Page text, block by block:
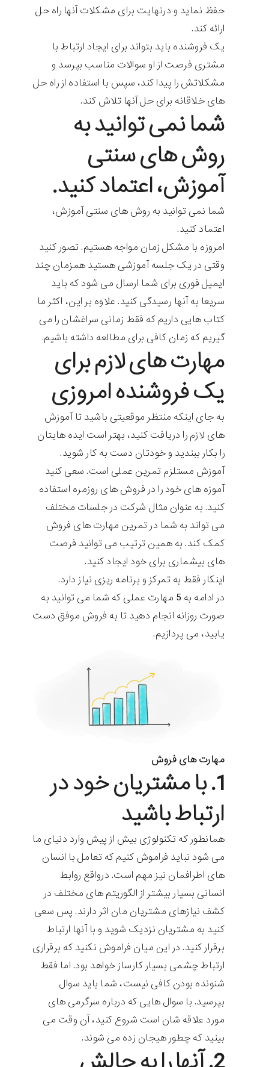
حفظ نماید و درنهایت برای مشکلات آنها راه حل
ارائه کند.
یک فروشنده باید بتواند برای ایجاد ارتباط با
مشتری فرصت از او سوالات مناسب بپرسد و
مشکلاتش را پیدا کند، سپس با استفاده از راه حل
های خلاقانه برای حل آنها تلاش کند.
شما نمی توانید به
روش های سنتی
آموزش، اعتماد کنید.
شما نمی توانید به روش های سنتی آموزش،
اعتماد کنید.
امروزه با مشکل زمان مواجه هستیم. تصور کنید
وقتی در یک جلسه آموزشی هستید همزمان چند
ایمیل فوری برای شما ارسال می شود که باید
سریعا به آنها رسیدگی کنید. علاوه بر این، اکثر ما
کتاب هایی داریم که فقط زمانی سراغشان را می
گیریم که زمان کافی برای مطالعه داشته باشیم.
مهارت های لازم برای
یک فروشنده امروزی
به جای اینکه منتظر موقعیتی باشید تا آموزش
های لازم را دریافت کنید، بهتر است ایده هایتان
را بکار ببندید و خودتان دست به کار شوید.
آموزش مستلزم تمرین عملی است. سعی کنید
آموزه های خود را در فروش های روزمره استفاده
کنید. به عنوان مثال شرکت در جلسات مختلف
می تواند به شما در تمرین مهارت های فروش
کمک کند. به همین ترتیب می توانید فرصت
های بیشماری برای خود ایجاد کنید.
اینکار فقط به تمرکز و برنامه ریزی نیاز دارد.
در ادامه به 5 مهارت عملی که شما می توانید به
صورت روزانه انجام دهید تا به فروش موفق دست
یابید، می پردازیم.
مهارت های فروش
1. با مشتریان خود در
ارتباط باشید
همانطور که تکنولوژی بیش از پیش وارد دنیای ما
می شود نباید فراموش کنیم که تعامل با انسان
های اطرافمان نیز مهم است. درواقع روابط
انسانی بسیار بیشتر از الگوریتم های مختلف در
کشف نیازهای مشتریان مان اثر دارند. پس سعی
کنید به مشتریان نزدیک شوید و با آنها ارتباط
برقرار کنید. در این میان فراموش نکنید که برقراری
ارتباط چشمی بسیار کارساز خواهد بود. اما فقط
شنونده بودن کافی نیست، شما باید سوال
بپرسید. با سوال هایی که درباره سرگرمی های
مورد علاقه شان است شروع کنید، آن وقت می
بینید که چطور هیجان زده می شوند.